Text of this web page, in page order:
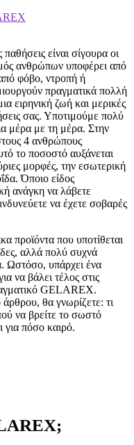
είναι σίγουρα οι
ανθρώπων υποφέρει από
φόβο, ντροπή ή
πραγματικά πολλή
ειρηνική ζωή και μερικές
σας. Υποτιμούμε πολύ
μέρα με τη μέρα. Στην
4 ανθρώπους
το ποσοστό αυξάνεται
μορφές, την εσωτερική
Όποιο είδος
ανάγκη να λάβετε
να έχετε σοβαρές
προϊόντα που υποτίθεται
αλλά πολύ συχνά
Ωστόσο, υπάρχει ένα
να βάλει τέλος στις
GELAREX.
θα γνωρίζετε: τι
να βρείτε το σωστό
για πόσο καιρό.